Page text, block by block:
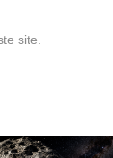
site.